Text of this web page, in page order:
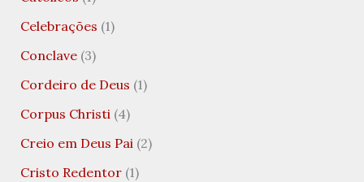
Celebrações (1)
Conclave(3)
Cordeiro de Deus (1)
Corpus Christi(4)
Creio em Deus Pai(2)
Cristo Redentor(1)